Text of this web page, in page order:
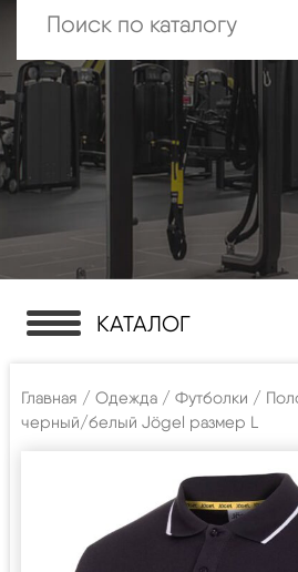
КАТАЛОГ
Главная / Одежда / Футболки /
черный/белый Jögel размер L